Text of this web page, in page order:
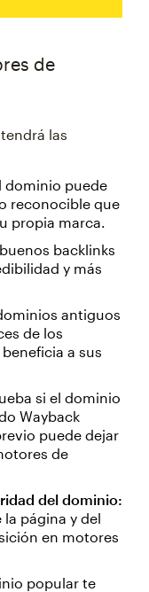
de
las
dominio puede
reconocible que
propia marca.
backlinks
y más
antiguos
de los
a sus
si el dominio
Wayback
puede dejar
de
del dominio:
página y del
en motores
popular te